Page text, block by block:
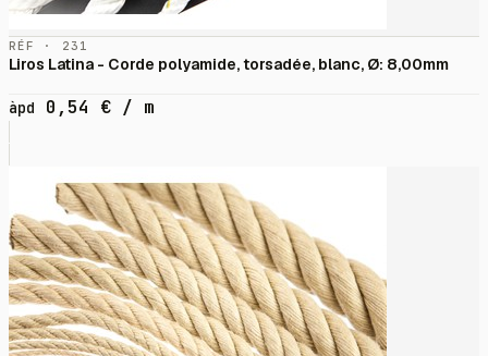
RÉF · 231
Liros Latina - Corde polyamide, torsadée, blanc, Ø: 8,00mm
àpd 0,54 € / m